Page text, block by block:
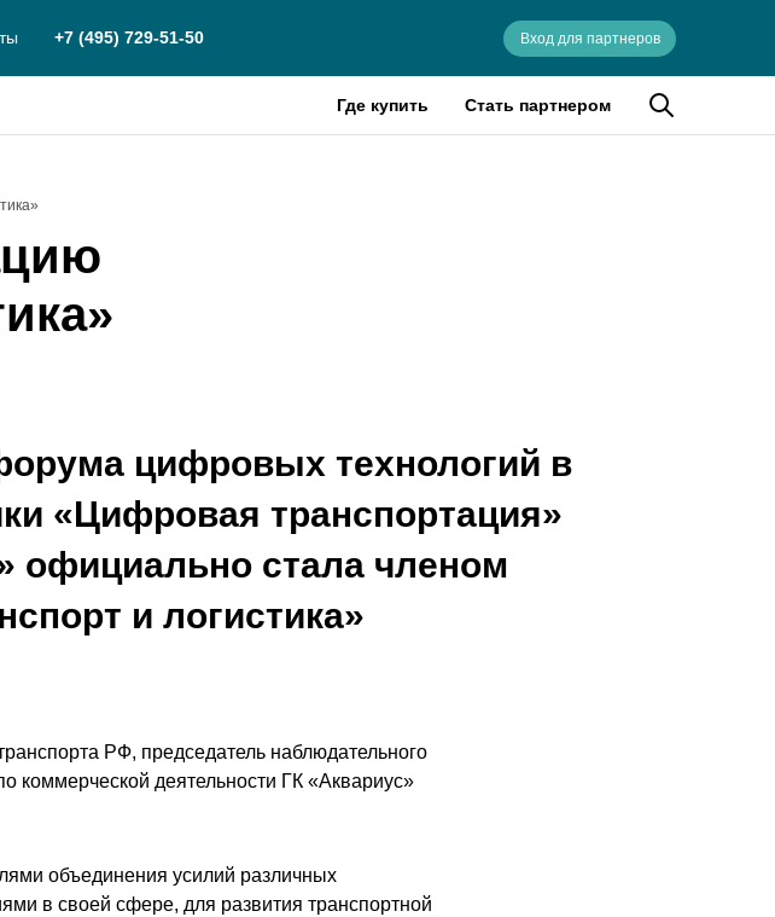
+7 (495) 729-51-50 Вход для партнеров
Где купить Стать партнером
цифровых технологий в
«Цифровая транспортация»
официально стала членом
и логистика»
РФ, председатель наблюдательного
коммерческой деятельности ГК «Аквариус»
объединения усилий различных
в своей сфере, для развития транспортной